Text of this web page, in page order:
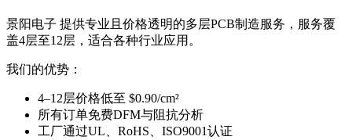
景阳电子 提供专业且价格透明的多层PCB制造服务，服务覆
盖4层至12层，适合各种行业应用。
我们的优势：
4–12层价格低至 $0.90/cm²
所有订单免费DFM与阻抗分析
工厂通过UL、RoHS、ISO9001认证